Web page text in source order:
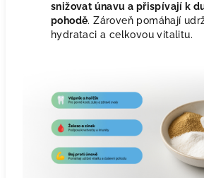
snižovat únavu a přispívají k
pohodě. Zároveň pomáhají
hydrataci a celkovou vitalitu.